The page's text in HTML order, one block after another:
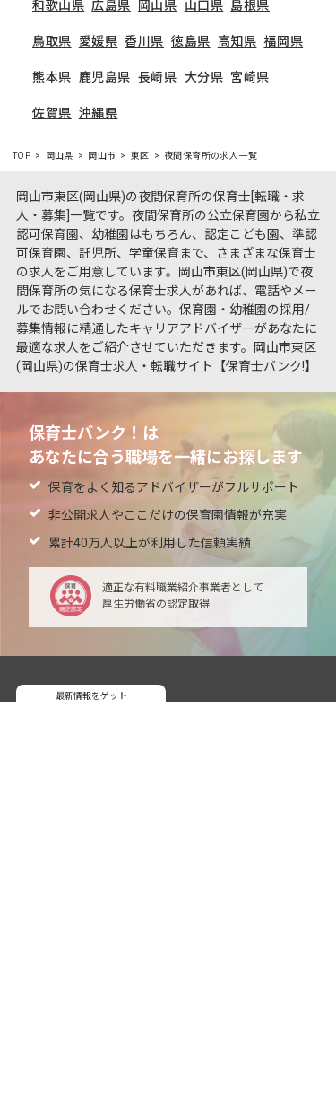
和歌山県 広島県 岡山県 山口県 島根県
鳥取県 愛媛県 香川県 徳島県 高知県 福岡県
熊本県 鹿児島県 長崎県 大分県 宮崎県
佐賀県 沖縄県
TOP 岡山県 岡山市 東区 夜間保育所の求人一覧
岡山市東区(岡山県)の夜間保育所の保育士[転職・求
人・募集]一覧です。夜間保育所の公立保育園から私立
認可保育園、幼稚園はもちろん、認定こども園、準認
可保育園、託児所、学童保育まで、さまざまな保育士
の求人をご用意しています。岡山市東区(岡山県)で夜
間保育所の気になる保育士求人があれば、電話やメー
ルでお問い合わせください。保育園・幼稚園の採用/
募集情報に精通したキャリアアドバイザーがあなたに
最適な求人をご紹介させていただきます。岡山市東区
(岡山県)の保育士求人・転職サイト【保育士バンク!】
保育士バンク！は
あなたに合う職場を一緒にお探します
保育をよく知るアドバイザーがフルサポート
非公開求人やここだけの保育園情報が充実
累計40万人以上が利用した信頼実績
適正な有料職業紹介事業者として
厚生労働省の認定取得
最新情報をゲット